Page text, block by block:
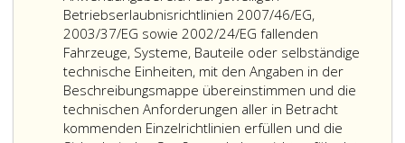
ein
Gutachten
eines
oder
mehrerer
gemäß
Paragraph
Betriebserlaubnisrichtlinien 2007/46/EG,
2003/37/EG sowie 2002/24/EG fallenden
Fahrzeuge, Systeme, Bauteile oder selbständige
technische Einheiten, mit den Angaben in der
Beschreibungsmappe übereinstimmen und die
technischen Anforderungen aller in Betracht
kommenden Einzelrichtlinien erfüllen und die